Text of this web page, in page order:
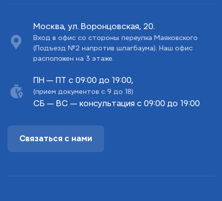
Москва, ул. Воронцовская, 20.
Вход в офис со стороны переулка Маяковского
(Подъезд №2 напротив шлагбаума). Наш офис
расположен на 3 этаже.
ПН — ПТ с 09:00 до 19:00,
(прием документов с 9 до 18)
СБ — ВС — консультация с 09:00 до 19:00
Связаться с нами